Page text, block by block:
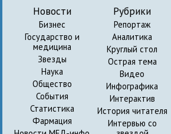
Новости
Бизнес
Государство и
медицина
Звезды
Наука
Общество
События
Статистика
Фармация
Рубрики
Репортаж
Аналитика
Круглый стол
Острая тема
Видео
Инфографика
Интерактив
История читателя
Интервью со